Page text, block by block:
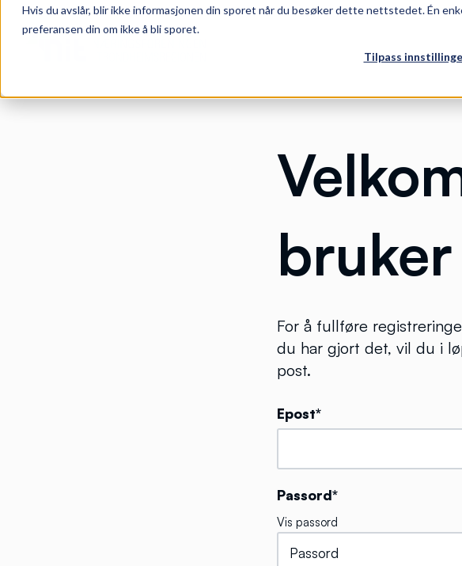
Hvis du avslår, blir ikke informasjonen din sporet når du besøker dette nettstedet. Én
preferansen din om ikke å bli sporet.
Tilpass
For å fullføre
du har gjort det, vil du i
post.
Epost*
Passord*
Vis passord